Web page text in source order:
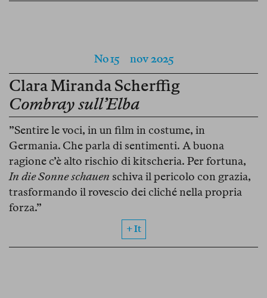
No 15nov 2025
Clara Miranda Scherffig
Combray sull’Elba
”Sentire le voci, in un film in costume, in
Germania. Che parla di sentimenti. A buona
ragione c’è alto rischio di kitscheria. Per fortuna,
In die Sonne schauen schiva il pericolo con grazia,
trasformando il rovescio dei cliché nella propria
forza.”
+ It